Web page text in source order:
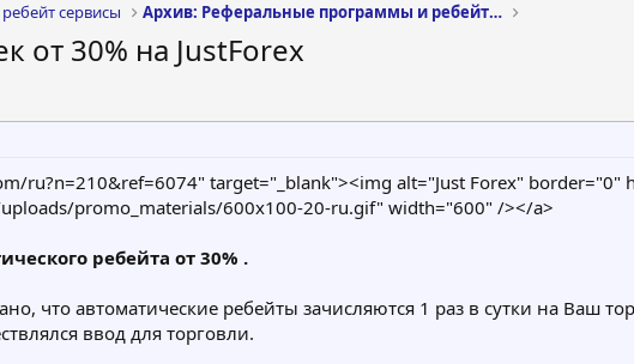
сервисы Архив: Реферальные программы и ребейт сервисы
от 30% на JustForex
ru?n=210&ref=6074" target="_blank"><img alt="Just Forex" border="0"
promo_materials/600x100-20-ru.gif" width="600" /></a>
ребейта от 30% .
что автоматические ребейты зачисляются 1 раз в сутки на Ваш
ввод для торговли.